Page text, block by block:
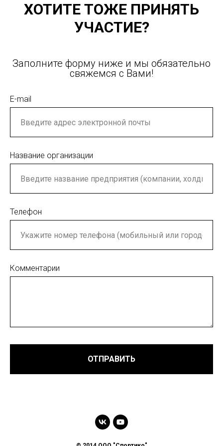
ХОТИТЕ ТОЖЕ ПРИНЯТЬ
УЧАСТИЕ?
Заполните форму ниже и мы обязательно
свяжемся с Вами!
E-mail
Название организации
Телефон
Комментарии
ОТПРАВИТЬ